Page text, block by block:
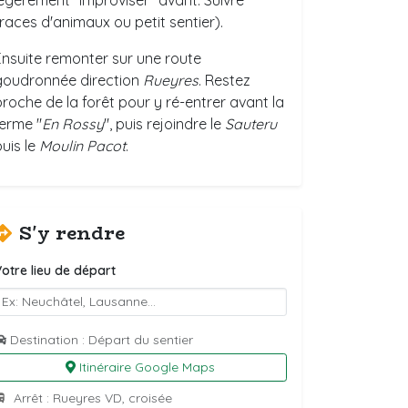
d'animaux ou petit sentier).
remonter sur une route
direction Rueyres. Restez
de la forêt pour y ré-entrer avant la
"En Rossy", puis rejoindre le Sauteru
le Moulin Pacot.
S'y rendre
lieu de départ
Destination : Départ du sentier
Itinéraire Google Maps
Arrêt : Rueyres VD, croisée